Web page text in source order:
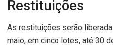
Restituições
As restituições serão
maio, em cinco lotes, até 30